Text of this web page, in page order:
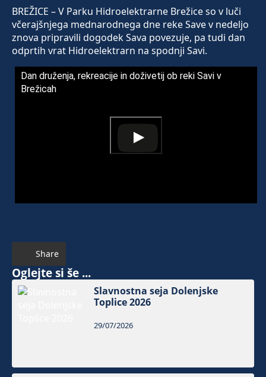
BREŽICE – V Parku Hidroelektrarne Brežice so v luči
včerajšnjega mednarodnega dne reke Save v nedeljo
znova pripravili dogodek Sava povezuje, pa tudi dan
odprtih vrat Hidroelektrarn na spodnji Savi.
Dan druženja, rekreacije in doživetij ob reki Savi v
Brežicah
Share
Oglejte si še ...
Slavnostna seja Dolenjske
Toplice 2026
29/07/2026